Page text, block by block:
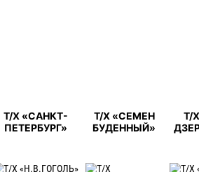
Т/Х «САНКТ-
ПЕТЕРБУРГ»
Т/Х «СЕМЕН
БУДЕННЫЙ»
Т/